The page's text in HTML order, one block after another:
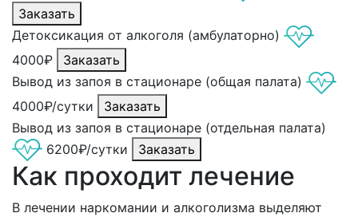
Заказать
Детоксикация от алкоголя (амбулаторно)
4000₽
Заказать
Вывод из запоя в стационаре (общая палата)
4000₽/сутки
Заказать
Вывод из запоя в стационаре (отдельная палата)
6200₽/сутки
Заказать
Как проходит лечение
В лечении наркомании и алкоголизма выделяют